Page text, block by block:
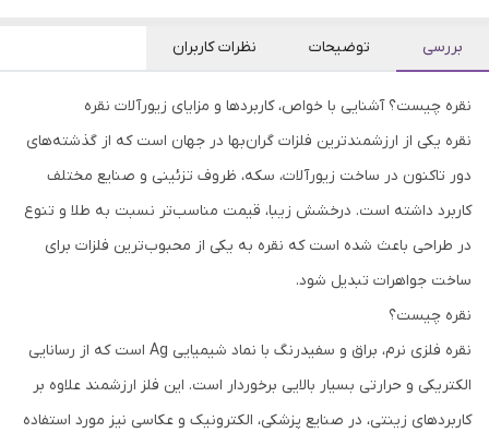
بررسی توضیحات نظرات کاربران
نقره چیست؟ آشنایی با خواص، کاربردها و مزایای زیورآلات نقره
نقره یکی از ارزشمندترین فلزات گران‌بها در جهان است که از گذشته‌های
دور تاکنون در ساخت زیورآلات، سکه، ظروف تزئینی و صنایع مختلف
کاربرد داشته است. درخشش زیبا، قیمت مناسب‌تر نسبت به طلا و تنوع
در طراحی باعث شده است که نقره به یکی از محبوب‌ترین فلزات برای
ساخت جواهرات تبدیل شود.
نقره چیست؟
نقره فلزی نرم، براق و سفیدرنگ با نماد شیمیایی Ag است که از رسانایی
الکتریکی و حرارتی بسیار بالایی برخوردار است. این فلز ارزشمند علاوه بر
کاربردهای زینتی، در صنایع پزشکی، الکترونیک و عکاسی نیز مورد استفاده